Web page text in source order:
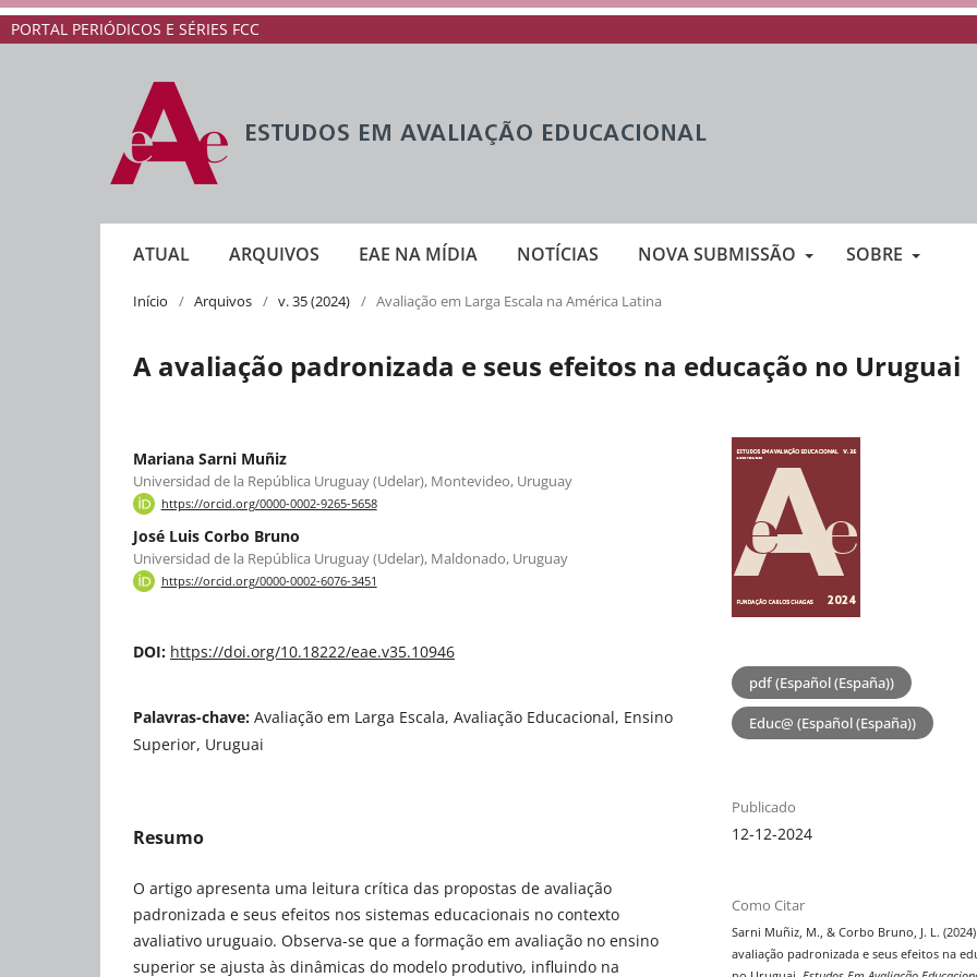
PORTAL PERIÓDICOS E SÉRIES FCC
ATUAL ARQUIVOS EAE NA MÍDIA NOTÍCIAS NOVA SUBMISSÃO SOBRE
Início / Arquivos / v. 35 (2024) / Avaliação em Larga Escala na América Latina
A avaliação padronizada e seus efeitos na educação no Uruguai
Mariana Sarni Muñiz
Universidad de la República Uruguay (Udelar), Montevideo, Uruguay
https://orcid.org/0000-0002-9265-5658
José Luis Corbo Bruno
Universidad de la República Uruguay (Udelar), Maldonado, Uruguay
https://orcid.org/0000-0002-6076-3451
DOI: https://doi.org/10.18222/eae.v35.10946
Palavras-chave: Avaliação em Larga Escala, Avaliação Educacional, Ensino
Superior, Uruguai
Resumo
O artigo apresenta uma leitura crítica das propostas de avaliação
padronizada e seus efeitos nos sistemas educacionais no contexto
avaliativo uruguaio. Observa-se que a formação em avaliação no ensino
superior se ajusta às dinâmicas do modelo produtivo, influindo na
pdf (Español (España))
Educ@ (Español (España))
Publicado
12-12-2024
Como Citar
Sarni Muñiz, M., & Corbo Bruno, J. L.
avaliação padronizada e seus efeitos na